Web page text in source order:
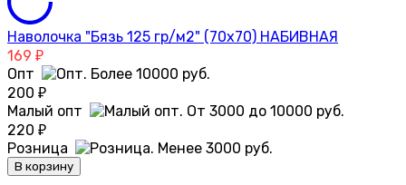
Наволочка "Бязь 125 гр/м2" (70х70) НАБИВНАЯ
169 ₽
Опт
200 ₽
Малый опт
220 ₽
Розница
В корзину